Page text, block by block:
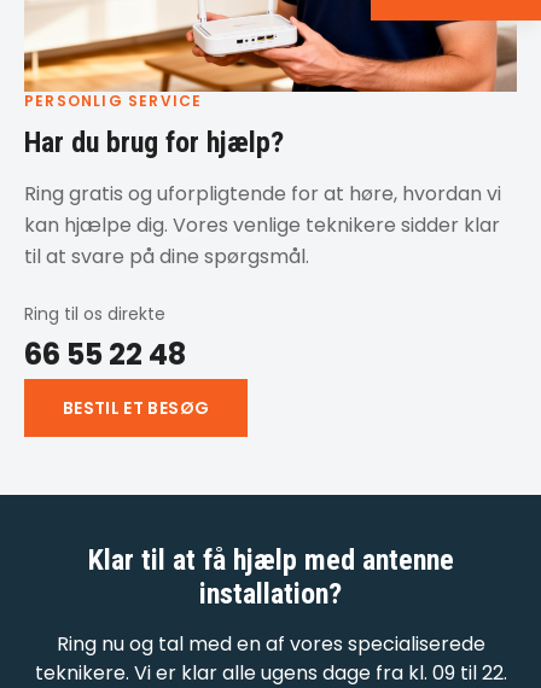
PERSONLIG SERVICE
Har du brug for hjælp?
Ring gratis og uforpligtende for at høre, hvordan vi
kan hjælpe dig. Vores venlige teknikere sidder klar
til at svare på dine spørgsmål.
Ring til os direkte
66 55 22 48
BESTIL ET BESØG
Klar til at få hjælp med antenne
installation?
Ring nu og tal med en af vores specialiserede
teknikere. Vi er klar alle ugens dage fra kl. 09 til 22.